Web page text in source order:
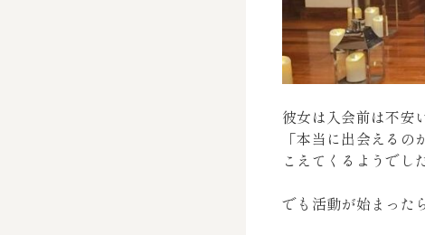
彼女は入会前は不安
「本当に出会える
こえてくるようでし
でも活動が始まった